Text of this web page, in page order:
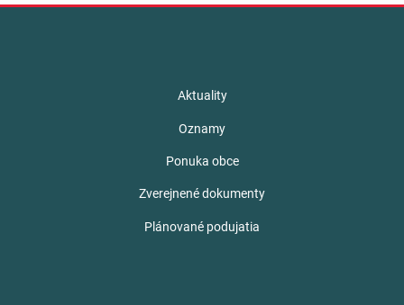
Aktuality
Oznamy
Ponuka obce
Zverejnené dokumenty
Plánované podujatia